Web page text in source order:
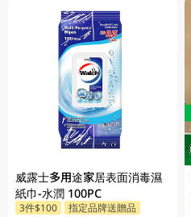
威露士多用途家居表面消毒濕
紙巾-水潤 100PC
3件$100 指定品牌送贈品